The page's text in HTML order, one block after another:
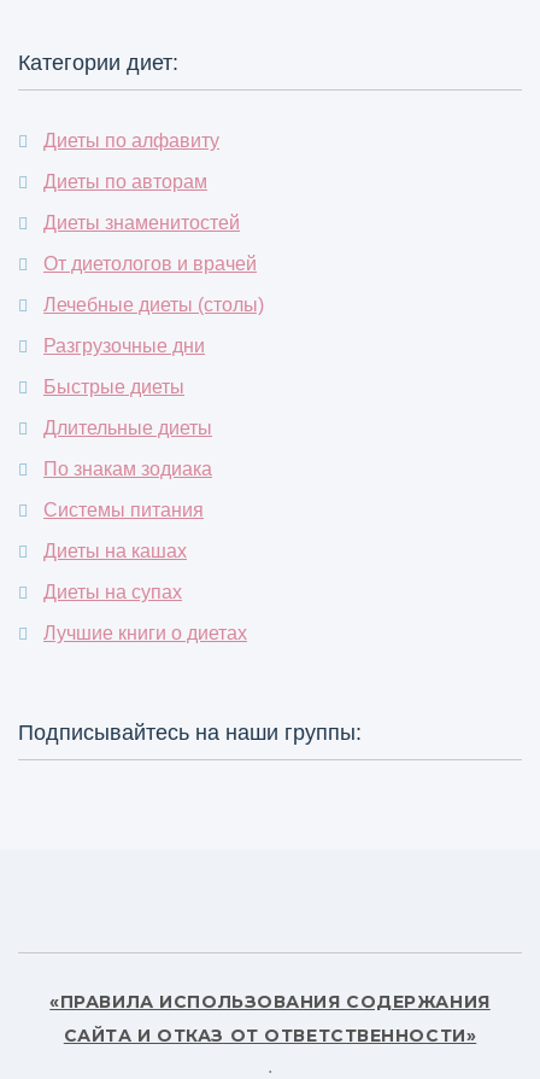
Категории диет:
Диеты по алфавиту
Диеты по авторам
Диеты знаменитостей
От диетологов и врачей
Лечебные диеты (столы)
Разгрузочные дни
Быстрые диеты
Длительные диеты
По знакам зодиака
Системы питания
Диеты на кашах
Диеты на супах
Лучшие книги о диетах
Подписывайтесь на наши группы:
«ПРАВИЛА ИСПОЛЬЗОВАНИЯ СОДЕРЖАНИЯ
САЙТА И ОТКАЗ ОТ ОТВЕТСТВЕННОСТИ»
.